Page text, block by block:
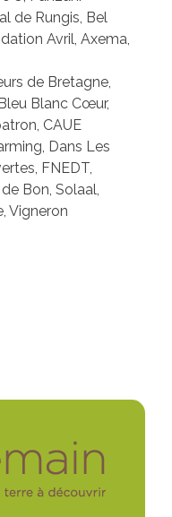
de Rungis, Bel
Avril, Axema,
de Bretagne,
Blanc Cœur,
CAUE
Dans Les
FNEDT,
Bon, Solaal,
Vigneron